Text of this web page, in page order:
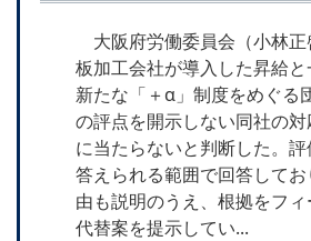
大阪府労働委員会（小林正
板加工会社が導入した昇給
新たな「＋α」制度をめぐる
の評点を開示しない同社の
に当たらないと判断した。
答えられる範囲で回答して
由も説明のうえ、根拠をフ
代替案を提示してい...